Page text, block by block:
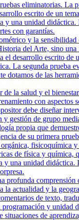
eliminatorias.
escrito de un
una unidad
con garantías.
y la
del Arte, sino
desarrollo escrito
La segunda prueba
de las
la salud y el
con
debe diseñar
gestión de grupo
propia que
de su primera
de física y
una unidad
profunda
actualidad y la
de texto,
y
de